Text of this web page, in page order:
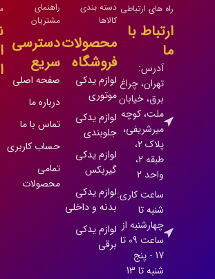
راه های ارتباطی
ارتباط با
ما
آدرس:
تهران، چراغ
برق، خیابان
ملت، کوچه
میرشریفی،
پلاک 2،
طبقه 2،
واحد 2
ساعت کاری:
شنبه تا
چهارشنبه از
ساعت 09 تا
17 - پنج
شنبه تا 13
دسته بندی
کالاها
محصولات
فروشگاه
لوازم یدکی
موتوری
لوازم یدکی
جلوبندی
لوازم یدکی
گیربکس
لوازم یدکی
بدنه و داخلی
لوازم یدکی
برقی
راهنمای
مشتریان
دسترسی
سریع
صفحه اصلی
درباره ما
تماس با ما
حساب کاربری
تمامی
محصولات